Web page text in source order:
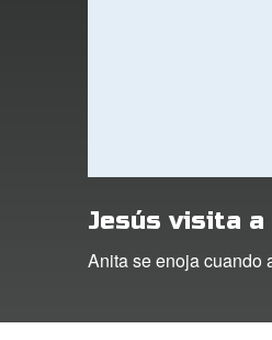
Jesús visita a
Anita se enoja cuando